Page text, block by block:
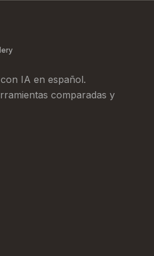
IA en español.
comparadas y